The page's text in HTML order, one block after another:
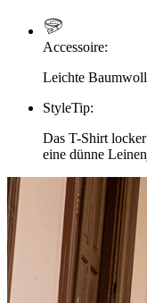
Accessoire:
Leichte
StyleTip:
Das T-Shirt
eine dünne